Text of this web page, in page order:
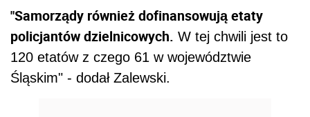
"Samorządy również dofinansowują etaty
policjantów dzielnicowych. W tej chwili jest to
120 etatów z czego 61 w województwie
Śląskim" - dodał Zalewski.